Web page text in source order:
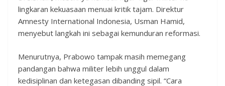
lingkaran kekuasaan menuai kritik tajam. Direktur
Amnesty International Indonesia, Usman Hamid,
menyebut langkah ini sebagai kemunduran reformasi.
Menurutnya, Prabowo tampak masih memegang
pandangan bahwa militer lebih unggul dalam
kedisiplinan dan ketegasan dibanding sipil. “Cara